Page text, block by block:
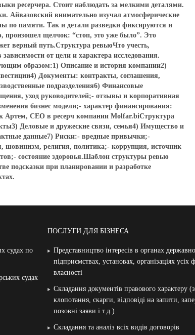
ресерчера. Стоит наблюдать за мелкими деталями.
Айвазовский внимательно изучал атмосферические
по памяти. Так и детали разведки фиксируются и
произошел щелчок: “стоп, это уже было”. Это
верный путь.Структура ревьюЧто учесть,
от цели и характера исследования.
образом:1) Описание и история компании2)
Документы: контракты, соглашения,
подразделения6) Финансовые
уход руководителей;- отзывы и корпоративная
бизнес модели;- характер финансирования:
Артем, CEO в ресерч компании Molfar.biСтруктура
Деловые и дружеские связи, семья4) Имущество и
данные7) Риски:- вредные привычки;-
шовинизм, религия, политика;- коррупция, источник
состояние здоровья.Шаблон структуры ревью
подсказки при планировании и разработке
судах по
судах
ПОСЛУГИ ДЛЯ БІЗНЕСА
Представництво інтересів в органах
підприємствах, установах, організаціях усіх
власності
Складання документів правового характеру
клопотання, скарги, відповіді на запити,
позовні заяви і т.д.)
Складання та аналіз всіх видів договорів